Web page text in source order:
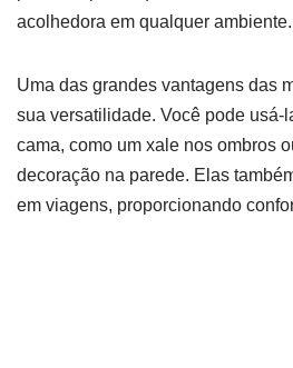
acolhedora em qualquer ambiente.
Uma das grandes vantagens das
sua versatilidade. Você pode usá-
cama, como um xale nos ombros
decoração na parede. Elas
em viagens, proporcionando